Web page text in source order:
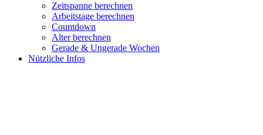
Zeitspanne berechnen
Arbeitstage berechnen
Countdown
Alter berechnen
Gerade & Ungerade Wochen
Nützliche Infos